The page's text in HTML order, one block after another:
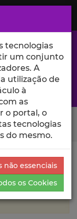
Iscte
Currículo
público
tecnologias
um conjunto
A
utilização de
à
as
o portal, o
tecnologias
do mesmo.
não essenciais
os Cookies